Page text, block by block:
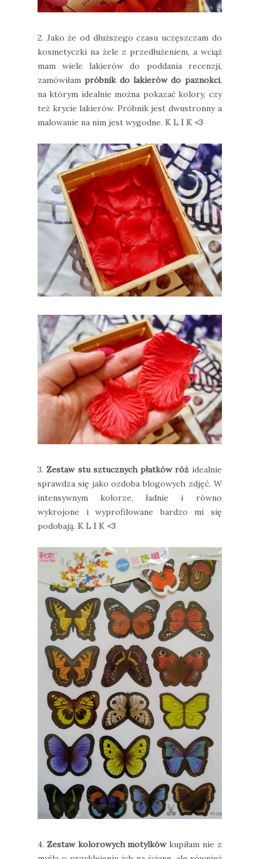
2. Jako że od dłuższego czasu uczęszczam do
kosmetyczki na żele z przedłużeniem, a wciąż
mam wiele lakierów do poddania recenzji,
zamówiłam próbnik do lakierów do paznokci,
na którym idealnie można pokazać kolory, czy
też krycie lakierów. Próbnik jest dwustronny a
malowanie na nim jest wygodne. K L I K <3
3.Zestaw stu sztucznych płatków róż idealnie
sprawdza się jako ozdoba blogowych zdjęć. W
intensywnym kolorze, ładnie i równo
wykrojone i wyprofilowane bardzo mi się
podobają. K L I K <3
4. Zestaw kolorowych motylkówkupiłam nie z